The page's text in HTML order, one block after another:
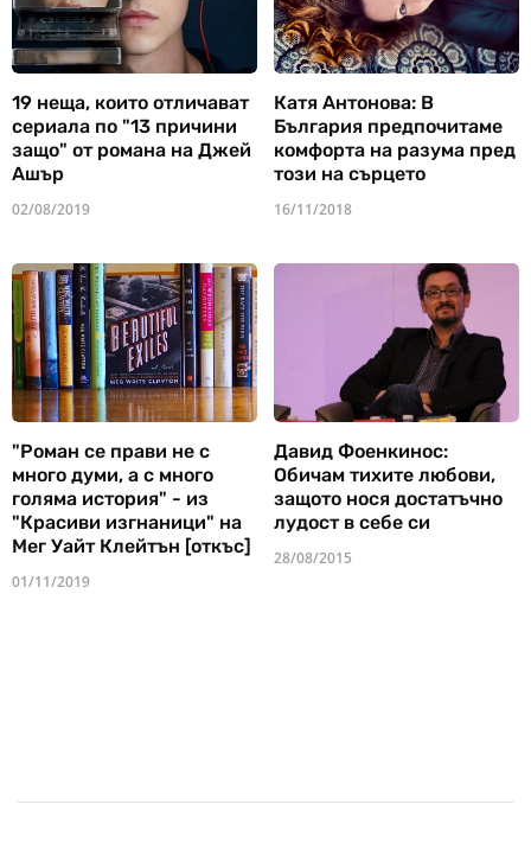
19 неща, които отличават
сериала по "13 причини
защо" от романа на Джей
Ашър
02/08/2019
Катя Антонова: В
България предпочитаме
комфорта на разума пред
този на сърцето
16/11/2018
"Роман се прави не с
много думи, а с много
голяма история" - из
"Красиви изгнаници" на
Мег Уайт Клейтън [откъс]
01/11/2019
Давид Фоенкинос:
Обичам тихите любови,
защото нося достатъчно
лудост в себе си
28/08/2015